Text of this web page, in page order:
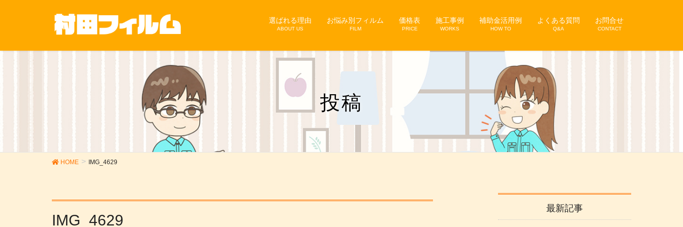
選ばれる理由
ABOUT US
お悩み別フィルム
FILM
価格表
PRICE
施工事例
WORKS
補助金活用例
HOW TO
よくある質問
Q&A
お問合せ
CONTACT
投稿
HOME IMG_4629
IMG_4629
最新記事